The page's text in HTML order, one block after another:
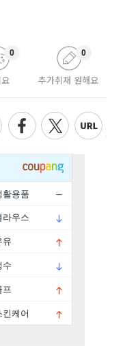
0
추가취재 원해요
0